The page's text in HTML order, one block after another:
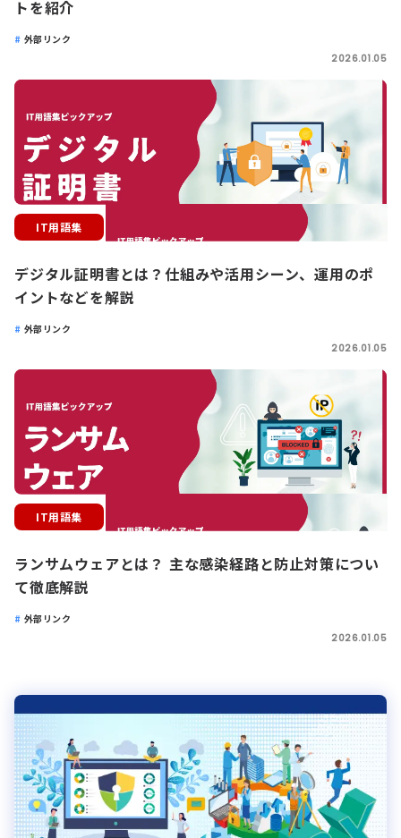
トを紹介
外部リンク
2026.01.05
IT用語集
デジタル証明書とは？仕組みや活用シーン、運用のポ
イントなどを解説
外部リンク
2026.01.05
IT用語集
ランサムウェアとは？ 主な感染経路と防止対策につい
て徹底解説
外部リンク
2026.01.05